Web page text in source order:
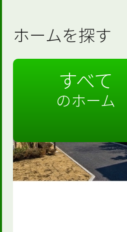
ホームを探す
すべて
のホーム